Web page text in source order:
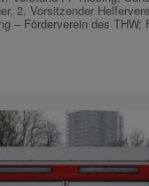
2. Vorsitzender
– Förderverein des THW;